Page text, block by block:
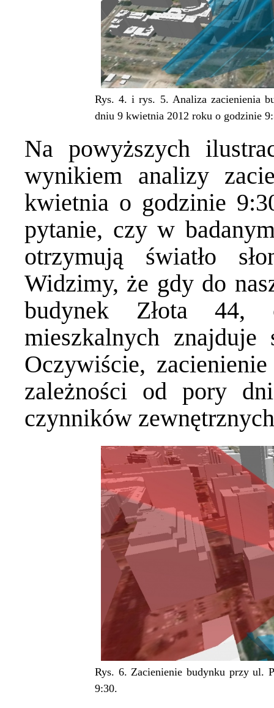
Rys. 4. i rys. 5. Analiza zacienienia
dniu 9 kwietnia 2012 roku o godzinie
Na powyższych
wynikiem analizy
kwietnia o godzinie
pytanie, czy w
otrzymują światło
Widzimy, że gdy do
budynek Złota 44,
mieszkalnych
Oczywiście,
zależności od pory
czynników
Rys. 6. Zacienienie budynku przy ul.
9:30.